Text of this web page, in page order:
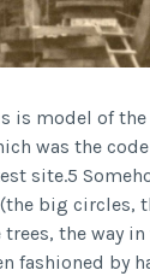
is model of
was the
site.5
big circles,
the way
fashioned by